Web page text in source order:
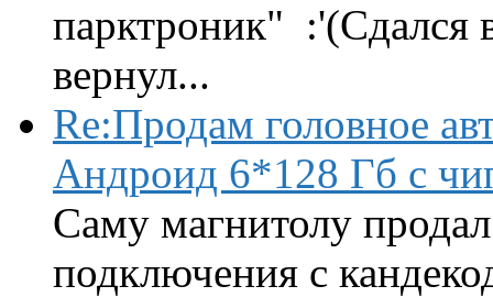
парктроник" :'(Сдался
вернул...
Re:Продам головное
Андроид 6*128 Гб с
Саму магнитолу
подключения с